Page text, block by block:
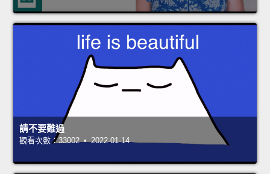
請不要難過
觀看次數：33002 • 2022-01-14